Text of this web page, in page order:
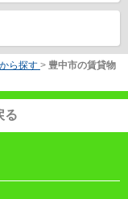
ら探す > 豊中市の賃貸物
る